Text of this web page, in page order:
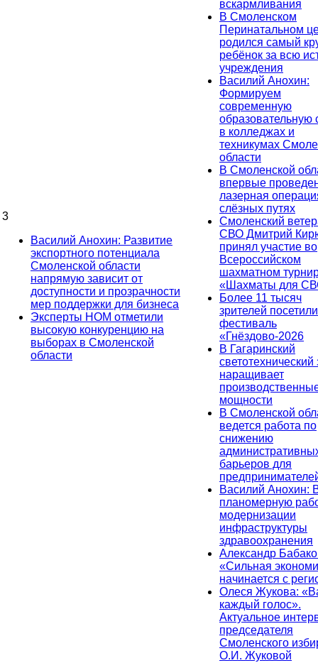
3
Василий Анохин: Развитие
экспортного потенциала
Смоленской области
напрямую зависит от
доступности и прозрачности
мер поддержки для бизнеса
Эксперты НОМ отметили
высокую конкуренцию на
выборах в Смоленской
области
вскармливания
В Смоленском
Перинатальном
родился самый
ребёнок за всю
учреждения
Василий Анохин:
Формируем
современную
образовательную
в колледжах и
техникумах
области
В Смоленской
впервые
лазерная
слёзных путях
Смоленский
СВО Дмитрий
принял участие во
Всероссийском
шахматном
«Шахматы для
Более 11 тысяч
зрителей посетили
фестиваль
«Гнёздово-2026
В Гагаринский
светотехнический
наращивает
мощности
В Смоленской
ведется работа по
снижению
барьеров для
Василий Анохин:
планомерную
модернизации
инфраструктуры
здравоохранения
Александр
«Сильная
начинается с
Олеся Жукова:
каждый голос».
Актуальное
председателя
Смоленского
О.И. Жуковой